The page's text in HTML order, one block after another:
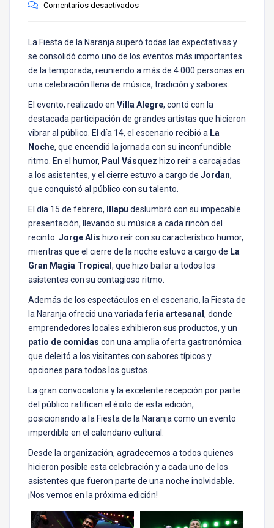
Comentarios desactivados
La Fiesta de la Naranja superó todas las expectativas y
se consolidó como uno de los eventos más importantes
de la temporada, reuniendo a más de 4.000 personas en
una celebración llena de música, tradición y sabores.
El evento, realizado en Villa Alegre, contó con la
destacada participación de grandes artistas que hicieron
vibrar al público. El día 14, el escenario recibió a La
Noche, que encendió la jornada con su inconfundible
ritmo. En el humor, Paul Vásquez hizo reír a carcajadas
a los asistentes, y el cierre estuvo a cargo de Jordan,
que conquistó al público con su talento.
El día 15 de febrero, Illapu deslumbró con su impecable
presentación, llevando su música a cada rincón del
recinto. Jorge Alis hizo reír con su característico humor,
mientras que el cierre de la noche estuvo a cargo de La
Gran Magia Tropical , que hizo bailar a todos los
asistentes con su contagioso ritmo.
Además de los espectáculos en el escenario, la Fiesta de
la Naranja ofreció una variadaferia artesanal , donde
emprendedores locales exhibieron sus productos, y un
patio de comidas con una amplia oferta gastronómica
que deleitó a los visitantes con sabores típicos y
opciones para todos los gustos.
La gran convocatoria y la excelente recepción por parte
del público ratifican el éxito de esta edición,
posicionando a la Fiesta de la Naranja como un evento
imperdible en el calendario cultural.
Desde la organización, agradecemos a todos quienes
hicieron posible esta celebración y a cada uno de los
asistentes que fueron parte de una noche inolvidable.
¡Nos vemos en la próxima edición!